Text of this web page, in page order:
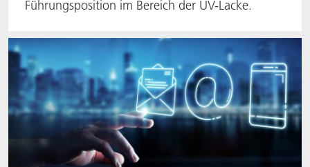
Führungsposition im Bereich der UV-Lacke.